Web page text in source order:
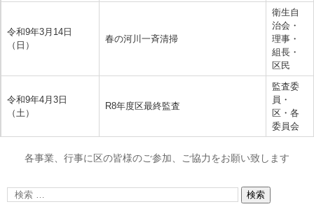
令和9年3月14日
（日）
春の河川一斉清掃
衛生自
治会・
理事・
組長・
区民
令和9年4月3日
（土）
R8年度区最終監査
監査委
員・
区・各
委員会
各事業、行事に区の皆様のご参加、ご協力をお願い致します